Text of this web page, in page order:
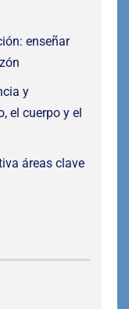
enseñar
y
el cuerpo y el
áreas clave